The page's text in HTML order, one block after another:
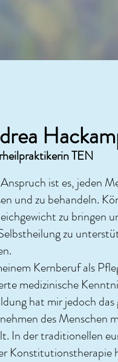
TEN
ist es, jeden
und zu behandeln.
zu bringen
zu
Kernberuf als
medizinische
hat mir jedoch
des Menschen
In der traditionellen
Konstitutionstherapie